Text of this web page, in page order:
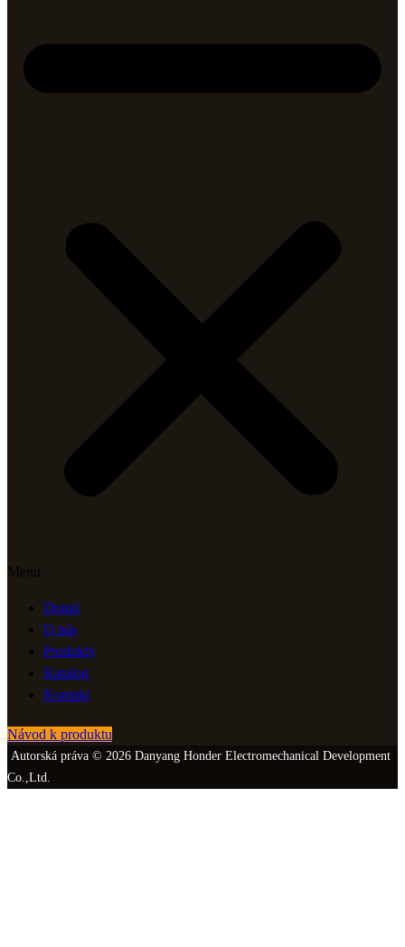
Menu
Domů
O nás
Produkty
Katalog
Kontakt
Návod k produktu
Autorská práva © 2026 Danyang Honder Electromechanical Development
Co.,Ltd.